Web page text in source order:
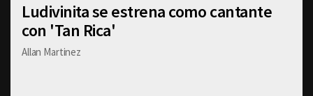
Ludivinita se estrena como cantante
con 'Tan Rica'
Allan Martinez